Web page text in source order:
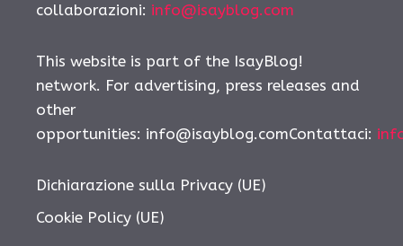
collaborazioni: info@isayblog.com
This website is part of the IsayBlog!
network. For advertising, press releases and
other
opportunities: info@isayblog.comContattaci:
Dichiarazione sulla Privacy (UE)
Cookie Policy (UE)